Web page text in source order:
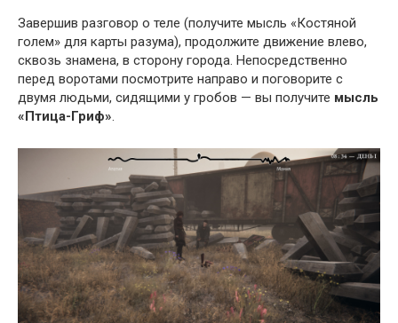
Завершив разговор о теле (получите мысль «Костяной
голем» для карты разума), продолжите движение влево,
сквозь знамена, в сторону города. Непосредственно
перед воротами посмотрите направо и поговорите с
двумя людьми, сидящими у гробов — вы получите мысль
«Птица-Гриф».